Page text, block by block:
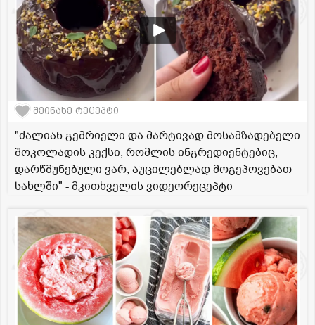
შეინახე რეცეპტი
"ძალიან გემრიელი და მარტივად მოსამზადებელი
შოკოლადის კექსი, რომლის ინგრედიენტებიც,
დარწმუნებული ვარ, აუცილებლად მოგეპოვებათ
სახლში" - მკითხველის ვიდეორეცეპტი